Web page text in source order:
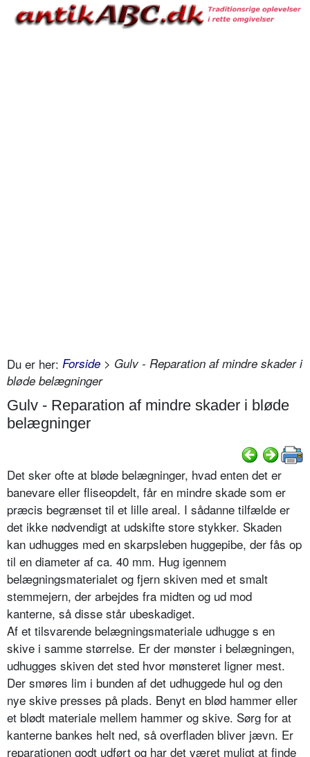
Du er her: Forside > Gulv - Reparation af mindre skader i
bløde belægninger
Gulv - Reparation af mindre skader i bløde
belægninger
Det sker ofte at bløde belægninger, hvad enten det er
banevare eller fliseopdelt, får en mindre skade som er
præcis begrænset til et lille areal. I sådanne tilfælde er
det ikke nødvendigt at udskifte store stykker. Skaden
kan udhugges med en skarpsleben huggepibe, der fås op
til en diameter af ca. 40 mm. Hug igennem
belægningsmaterialet og fjern skiven med et smalt
stemmejern, der arbejdes fra midten og ud mod
kanterne, så disse står ubeskadiget.
Af et tilsvarende belægningsmateriale udhugge s en
skive i samme størrelse. Er der mønster i belægningen,
udhugges skiven det sted hvor mønsteret ligner mest.
Der smøres lim i bunden af det udhuggede hul og den
nye skive presses på plads. Benyt en blød hammer eller
et blødt materiale mellem hammer og skive. Sørg for at
kanterne bankes helt ned, så overfladen bliver jævn. Er
reparationen godt udført og har det været muligt at finde